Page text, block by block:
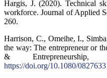
Hargis, J. (2020). Technical
workforce. Journal of Applied
260.
Harrison, C., Omeihe, I.,
the way: The entrepreneur or
&
https://doi.org/10.1080/